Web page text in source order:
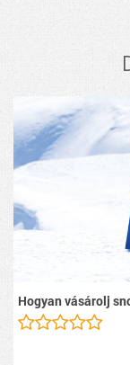
Hogyan vásárolj